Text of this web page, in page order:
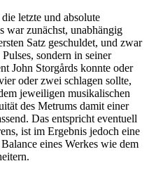
letzte und absolute
war zunächst, unabhängig
Satz geschuldet, und zwar
sondern in seiner
John Storgårds konnte oder
oder zwei schlagen sollte,
jeweiligen musikalischen
des Metrums damit einer
Das entspricht eventuell
ist im Ergebnis jedoch eine
eines Werkes wie dem